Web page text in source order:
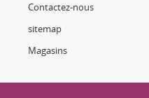
Contactez-nous
sitemap
Magasins